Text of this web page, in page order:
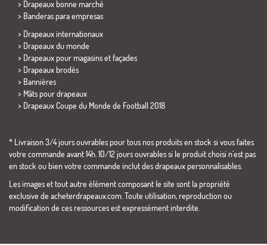
> Drapeaux bonne marché
> Banderas para empresas
> Drapeaux internationaux
> Drapeaux du monde
> Drapeaux pour magasins et façades
> Drapeaux brodés
> Bannières
> Mâts pour drapeaux
> Drapeaux Coupe du Monde de Football 2018
* Livraison 3/4 jours ouvrables pour tous nos produits en stock si vous faites
votre commande avant 14h. 10/12 jours ouvrables si le produit choisi n´est pas
en stock ou bien votre commande inclut des drapeaux personnalisables.
Les images et tout autre élément composant le site sont la propriété
exclusive de acheterdrapeaux.com. Toute utilisation, reproduction ou
modification de ces ressources est expressément interdite.